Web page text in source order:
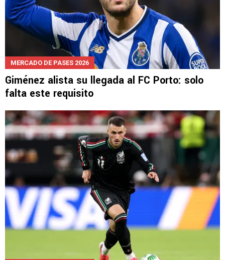
MERCADO DE PASES 2026
Giménez alista su llegada al FC Porto: solo
falta este requisito